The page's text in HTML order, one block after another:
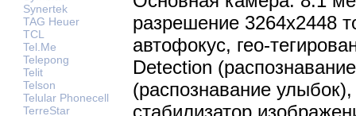
Synertek
TAG Heuer
TCL
Tel.Me
Telepong
Telit
Telson
Telular Phonecell
TerreStar
разрешение 3264x2448
автофокус, гео-
Detection
(распознавание
стабилизатор